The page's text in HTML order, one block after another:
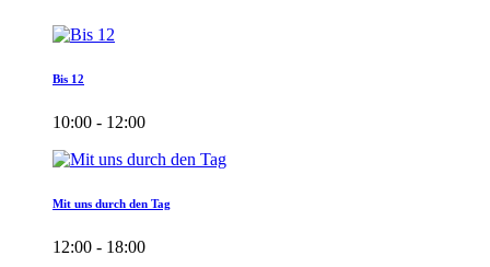
Bis 12
10:00 - 12:00
Mit uns durch den Tag
12:00 - 18:00